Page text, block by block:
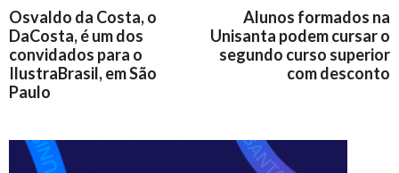
Osvaldo da Costa, o
DaCosta, é um dos
convidados para o
IlustraBrasil, em São
Paulo
Alunos formados na
Unisanta podem cursar o
segundo curso superior
com desconto